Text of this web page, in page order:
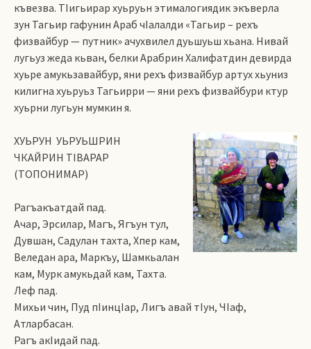
къвезва. ТIигьирар хуьруьн этималогиядик экъверла
зун Тагьир гафунин Араб чIалалди «Тагьир – рехъ
физвайбур — путник» ачухвилел дуьшуьш хьана. Нивай
лугьуз жеда кьван, белки Арабрин Халифатдин девирда
хуьре амукьзавайбур, яни рехъ физвайбур артух хьуниз
килигна хуьруьз Тагьирри — яни рехъ физвайбури ктур
хуьрни лугьун мумкин я.
ХУЬРУН УЬРУЬШРИН
ЧКАЙРИН ТIВАРАР
(ТОПОНИМАР)
Рагъакъатдай пад.
Ачар, Эрсилар, Магъ, Ягъун тул,
Дувшан, Садулан тахта, Хпер кам,
Веледан ара, Маркъу, Шамкьалан
кам, Мурк амукьдай кам, Тахта.
Леф пад.
Михьи чин, Пуд пIинцIар, Лигъ авай тIун, ЧIаф,
Атларбасан.
Рагъ акIидай пад.